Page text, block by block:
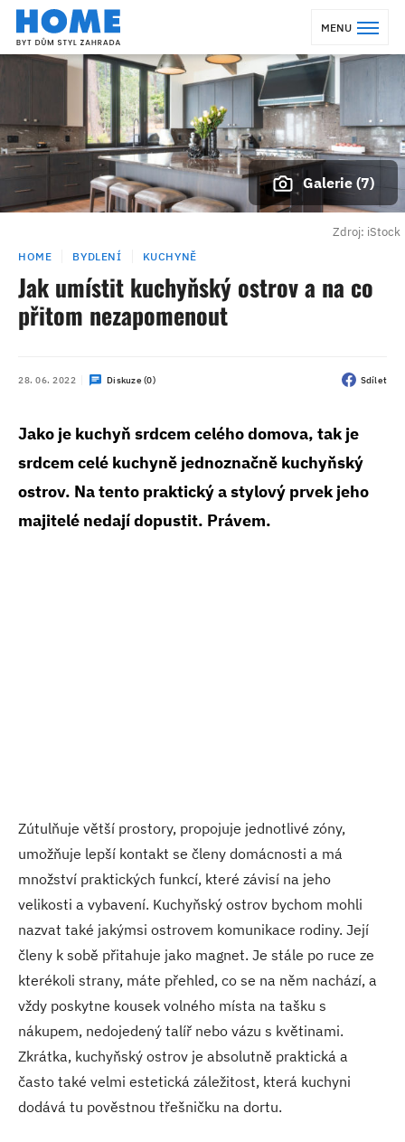
MENU
Galerie (7)
Zdroj: iStock
HOME BYDLENÍ KUCHYNĚ
Jak umístit kuchyňský ostrov a na co
přitom nezapomenout
28. 06. 2022 Diskuze (0) Sdílet
Jako je kuchyň srdcem celého domova, tak je
srdcem celé kuchyně jednoznačně kuchyňský
ostrov. Na tento praktický a stylový prvek jeho
majitelé nedají dopustit. Právem.
Zútulňuje větší prostory, propojuje jednotlivé zóny,
umožňuje lepší kontakt se členy domácnosti a má
množství praktických funkcí, které závisí na jeho
velikosti a vybavení. Kuchyňský ostrov bychom mohli
nazvat také jakýmsi ostrovem komunikace rodiny. Její
členy k sobě přitahuje jako magnet. Je stále po ruce ze
kterékoli strany, máte přehled, co se na něm nachází, a
vždy poskytne kousek volného místa na tašku s
nákupem, nedojedený talíř nebo vázu s květinami.
Zkrátka, kuchyňský ostrov je absolutně praktická a
často také velmi estetická záležitost, která kuchyni
dodává tu pověstnou třešničku na dortu.